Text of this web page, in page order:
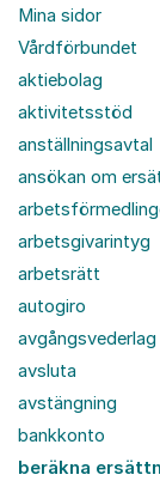
Mina sidor
Vårdförbundet
aktiebolag
aktivitetsstöd
anställningsavtal
ansökan om
arbetsgivarintyg
arbetsrätt
autogiro
avgångsvederlag
avsluta
avstängning
bankkonto
beräkna